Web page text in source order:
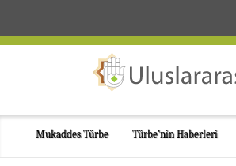
Mukaddes Türbe Türbe'nin Haberleri